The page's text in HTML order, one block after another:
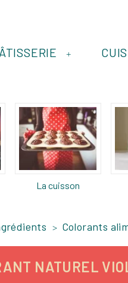
+
La cuisson
Colorants
NATUREL